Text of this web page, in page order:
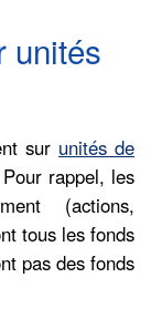
unités
sur unités de
rappel, les
(actions,
tous les fonds
pas des fonds